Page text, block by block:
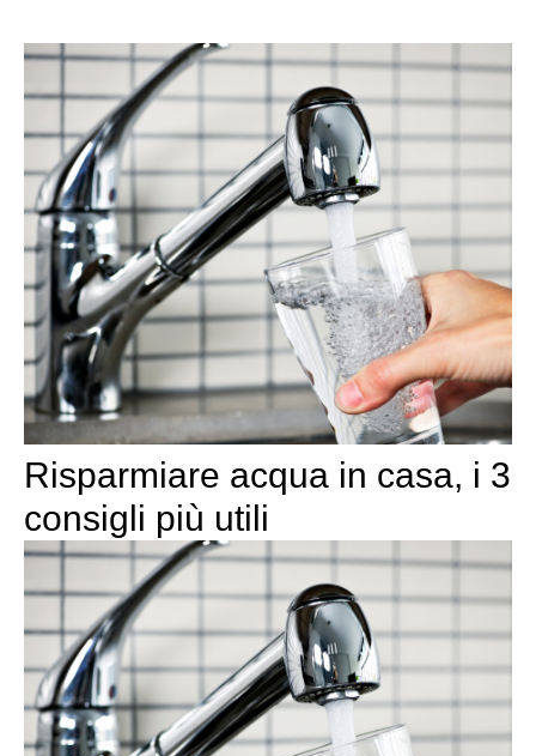
Risparmiare acqua in casa, i 3
consigli più utili